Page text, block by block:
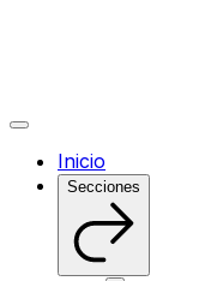
Inicio
Secciones